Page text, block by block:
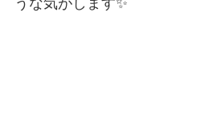
うな気がします✨